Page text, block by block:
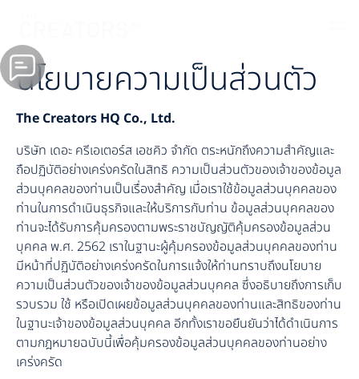
นโยบายความเป็นส่วนตัว
The Creators HQ Co., Ltd.
บริษัท เดอะ ครีเอเตอร์ส เอชคิว จำกัด ตระหนักถึงความสำคัญและ
ถือปฏิบัติอย่างเคร่งครัดในสิทธิ ความเป็นส่วนตัวของเจ้าของข้อมูล
ส่วนบุคคลของท่านเป็นเรื่องสำคัญ เมื่อเราใช้ข้อมูลส่วนบุคคลของ
ท่านในการดำเนินธุรกิจและให้บริการกับท่าน ข้อมูลส่วนบุคคลของ
ท่านจะได้รับการคุ้มครองตามพระราชบัญญัติคุ้มครองข้อมูลส่วน
บุคคล พ.ศ. 2562 เราในฐานะผู้คุ้มครองข้อมูลส่วนบุคคลของท่าน
มีหน้าที่ปฏิบัติอย่างเคร่งครัดในการแจ้งให้ท่านทราบถึงนโยบาย
ความเป็นส่วนตัวของเจ้าของข้อมูลส่วนบุคคล ซึ่งอธิบายถึงการเก็บ
รวบรวม ใช้ หรือเปิดเผยข้อมูลส่วนบุคคลของท่านและสิทธิของท่าน
ในฐานะเจ้าของข้อมูลส่วนบุคคล อีกทั้งเราขอยืนยันว่าได้ดำเนินการ
ตามกฎหมายฉบับนี้เพื่อคุ้มครองข้อมูลส่วนบุคคลของท่านอย่าง
เคร่งครัด